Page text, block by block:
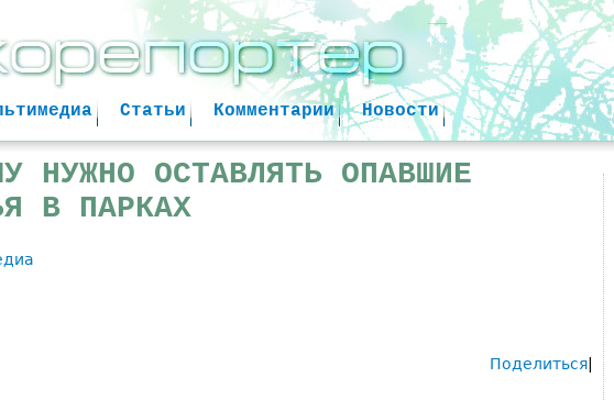
Jump to navigation
Новости
Комментарии
Статьи
НУЖНО ОСТАВЛЯТЬ ОПАВШИЕ
В ПАРКАХ
Поделиться